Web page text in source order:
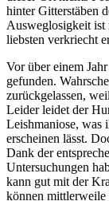
hinter Gitterstäben
Ausweglosigkeit ist
liebsten verkriecht
Vor über einem
gefunden.
zurückgelassen,
Leider leidet der
Leishmaniose, was
erscheinen lässt.
Dank der
Untersuchungen
kann gut mit der
können mittlerweile